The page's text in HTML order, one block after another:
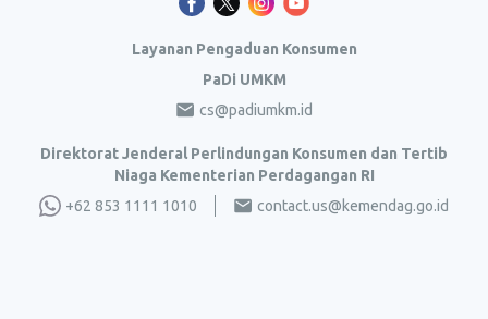
Layanan Pengaduan Konsumen
PaDi UMKM
cs@padiumkm.id
Direktorat Jenderal Perlindungan Konsumen dan Tertib
Niaga Kementerian Perdagangan RI
+62 853 1111 1010
contact.us@kemendag.go.id